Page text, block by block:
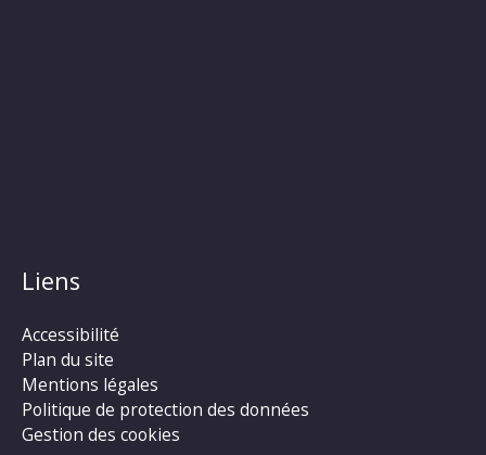
Liens
Accessibilité
Plan du site
Mentions légales
Politique de protection des données
Gestion des cookies